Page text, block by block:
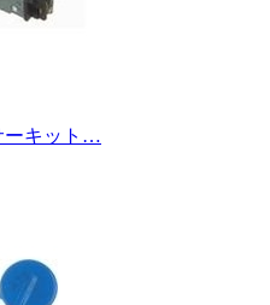
ーキット…